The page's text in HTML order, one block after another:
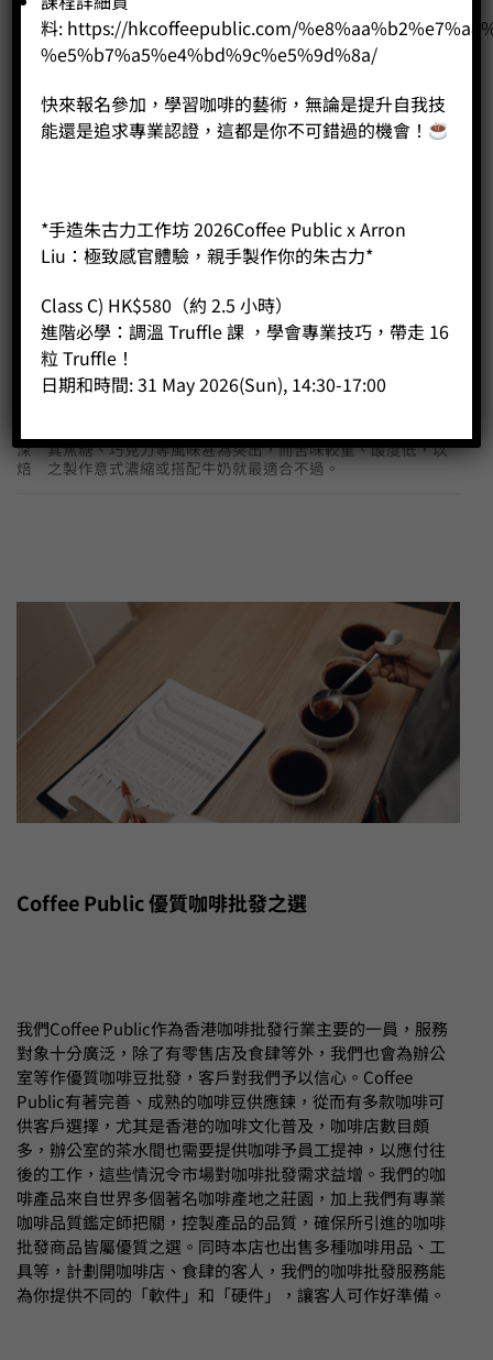
這一種需要用特殊處理方法，令其獨特的哈密瓜甜味及獨特
的奶昔口感及花香混合一起。我們的咖啡批發客戶中，有的
會作咖啡製作方面發揮創意，創出特調咖啡或其他特色飲
品，這類的處理方法正好適合他們。
而以下部分，則讓大家進一步了解淺焙、中焙及深焙的特
點，以作咖啡豆批發方面更能夠作出合適的選擇：
淺焙的豆子最能夠展現其原始的花果香以及明亮的酸質，對
於作手沖等濾泡式沖煮咖啡至為合適。
其風味均衡，所製作出的咖啡甜感與醇厚度適中，可說是一
種最多用途的焙度，在咖啡豆批發方面甚受客戶歡迎。
深
焙
其焦糖、巧克力等風味甚為突出，而苦味較重、酸度低，以
之製作意式濃縮或搭配牛奶就最適合不過。
Coffee Public 優質咖啡批發之選
我們Coffee Public作為香港咖啡批發行業主要的一員，服務
對象十分廣泛，除了有零售店及食肆等外，我們也會為辦公
室等作優質咖啡豆批發，客戶對我們予以信心。Coffee
Public有著完善、成熟的咖啡豆供應鍊，從而有多款咖啡可
供客戶選擇，尤其是香港的咖啡文化普及，咖啡店數目頗
多，辦公室的茶水間也需要提供咖啡予員工提神，以應付往
後的工作，這些情況令市場對咖啡批發需求益增。我們的咖
啡產品來自世界多個著名咖啡產地之莊園，加上我們有專業
咖啡品質鑑定師把關，控製產品的品質，確保所引進的咖啡
批發商品皆屬優質之選。同時本店也出售多種咖啡用品、工
具等，計劃開咖啡店、食肆的客人，我們的咖啡批發服務能
為你提供不同的「軟件」和「硬件」，讓客人可作好準備。
料: https://hkcoffeepublic.com/
%e5%b7%a5%e4%bd%9c%e5%9d%8a/
快來報名參加，學習咖啡的藝術，無論是提升自我技
能還是追求專業認證，這都是你不可錯過的機會！
*手造朱古力工作坊 2026Coffee Public x Arron
Liu：極致感官體驗，親手製作你的朱古力*
Class C) HK$580（約 2.5 小時）
進階必學：調溫 Truffle 課 ，學會專業技巧，帶走 16
粒 Truffle！
日期和時間: 31 May 2026(Sun), 14:30-17:00